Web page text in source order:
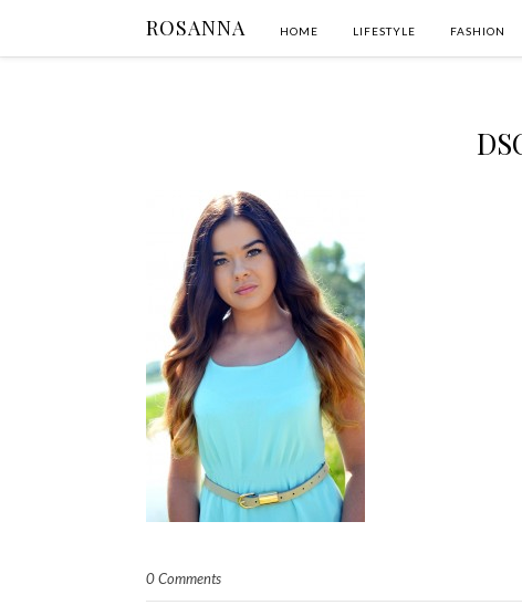
ROSANNA HOME LIFESTYLE FASHION
0 Comments